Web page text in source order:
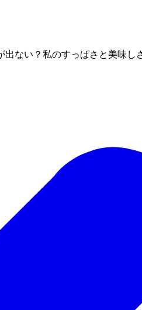
ない？私のすっぱさと美味し